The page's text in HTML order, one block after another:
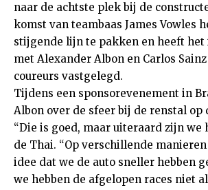
naar de achtste plek bij de
komst van teambaas James Vowles
stijgende lijn te pakken en heeft het
met Alexander Albon en Carlos Sainz
coureurs vastgelegd.
Tijdens een sponsorevenement in
Albon over de sfeer bij de renstal op
“Die is goed, maar uiteraard zijn we
de Thai. “Op verschillende
idee dat we de auto sneller hebben
we hebben de afgelopen races niet